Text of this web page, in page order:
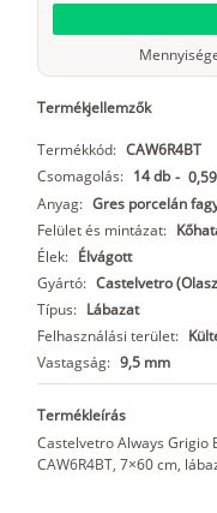
Termékjellemzők
Termékkód: CAW6R4BT
Csomagolás: 14 db -
Anyag: Gres porcelán
Felület és mintázat:
Élek: Élvágott
Gyártó: Castelvetro
Típus: Lábazat
Felhasználási terület:
Vastagság: 9,5 mm
Termékleírás
Castelvetro Always Grigio
CAW6R4BT, 7×60 cm,